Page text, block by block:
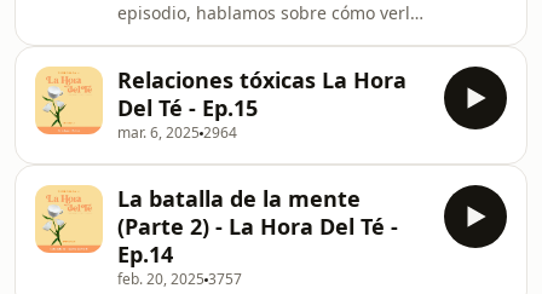
episodio, hablamos sobre cómo verlo
Relaciones tóxicas La Hora
Del Té - Ep.15
mar. 6, 2025 2964
La batalla de la mente
(Parte 2) - La Hora Del Té -
Ep.14
feb. 20, 2025 3757